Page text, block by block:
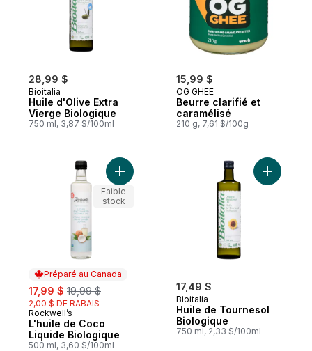
28,99 $
Bioitalia
Huile d'Olive Extra
Vierge Biologique
750 ml, 3,87 $/100ml
15,99 $
OG GHEE
Beurre clarifié et
caramélisé
210 g, 7,61 $/100g
Préparé au Canada
sale:
17,99 $ , formerly:
19,99 $
2,00 $ DE RABAIS
Préparé au Canada
Rockwell’s
L'huile de Coco
Liquide Biologique
500 ml, 3,60 $/100ml
Ajouter L'huile de Coco Liquide
Faible
stock
17,49 $
Bioitalia
Huile de Tournesol
Biologique
750 ml, 2,33 $/100ml
Ajouter